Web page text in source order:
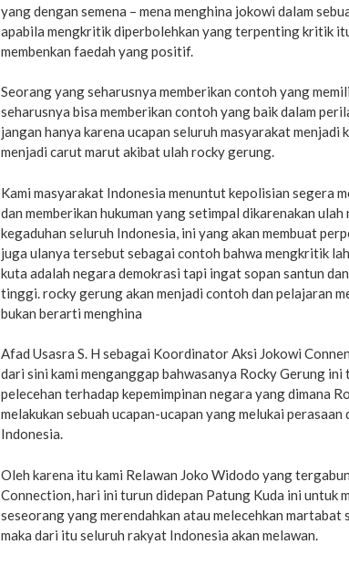
yang dengan semena – mena menghina jokowi dalam
apabila mengkritik diperbolehkan yang terpenting kritik
membenkan faedah yang positif.
Seorang yang seharusnya memberikan contoh yang
seharusnya bisa memberikan contoh yang baik dalam
jangan hanya karena ucapan seluruh masyarakat menjadi
menjadi carut marut akibat ulah rocky gerung.
Kami masyarakat Indonesia menuntut kepolisian segera
dan memberikan hukuman yang setimpal dikarenakan
kegaduhan seluruh Indonesia, ini yang akan membuat
juga ulanya tersebut sebagai contoh bahwa mengkritik
kuta adalah negara demokrasi tapi ingat sopan santun
tinggi. rocky gerung akan menjadi contoh dan pelajaran
bukan berarti menghina
Afad Usasra S. H sebagai Koordinator Aksi Jokowi
dari sini kami menganggap bahwasanya Rocky Gerung ini
pelecehan terhadap kepemimpinan negara yang dimana
melakukan sebuah ucapan-ucapan yang melukai
Indonesia.
Oleh karena itu kami Relawan Joko Widodo yang
Connection, hari ini turun didepan Patung Kuda ini untuk
seseorang yang merendahkan atau melecehkan martabat
maka dari itu seluruh rakyat Indonesia akan melawan.